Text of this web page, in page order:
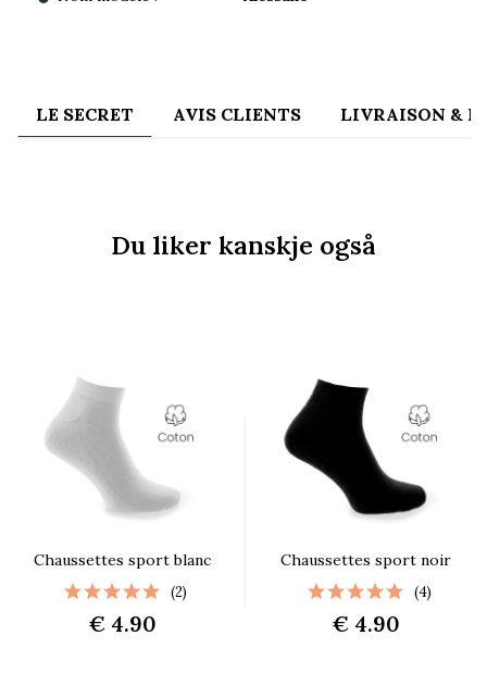
LE SECRET AVIS CLIENTS LIVRAISON &
Du liker kanskje også
Chaussettes sport blanc
(2)
€ 4.90
Chaussettes sport noir
(4)
€ 4.90